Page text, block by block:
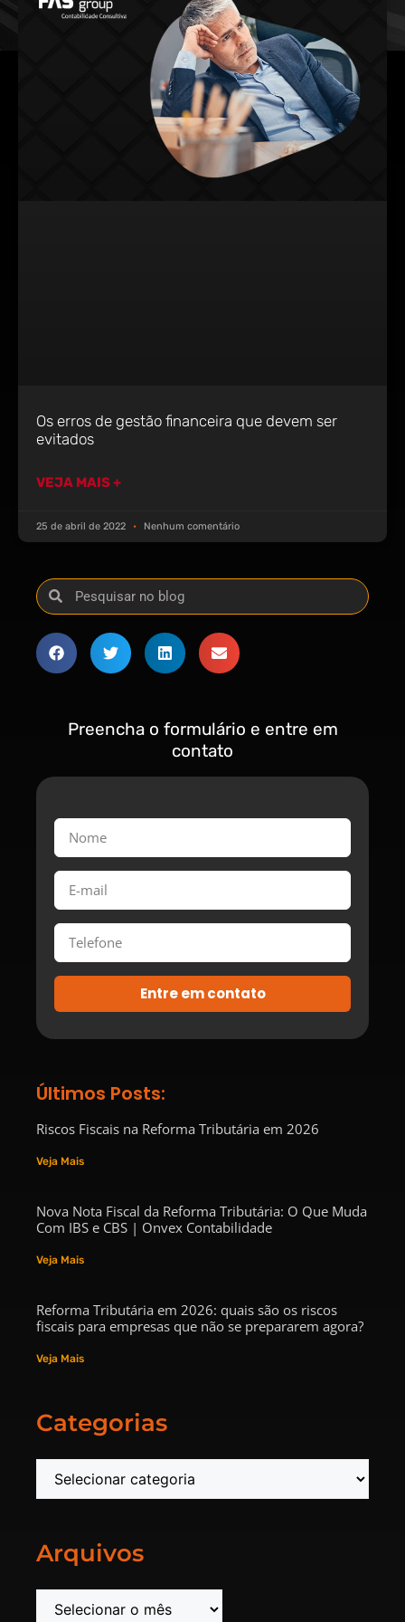
Os erros de gestão financeira que devem ser
evitados
VEJA MAIS +
25 de abril de 2022 Nenhum comentário
Preencha o formulário e entre em
contato
Entre em contato
Últimos Posts:
Riscos Fiscais na Reforma Tributária em 2026
Veja Mais
Nova Nota Fiscal da Reforma Tributária: O Que Muda
Com IBS e CBS | Onvex Contabilidade
Veja Mais
Reforma Tributária em 2026: quais são os riscos
fiscais para empresas que não se prepararem agora?
Veja Mais
Categorias
Arquivos